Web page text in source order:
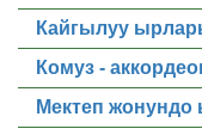
Кайгылуу
Комуз -
Мектеп